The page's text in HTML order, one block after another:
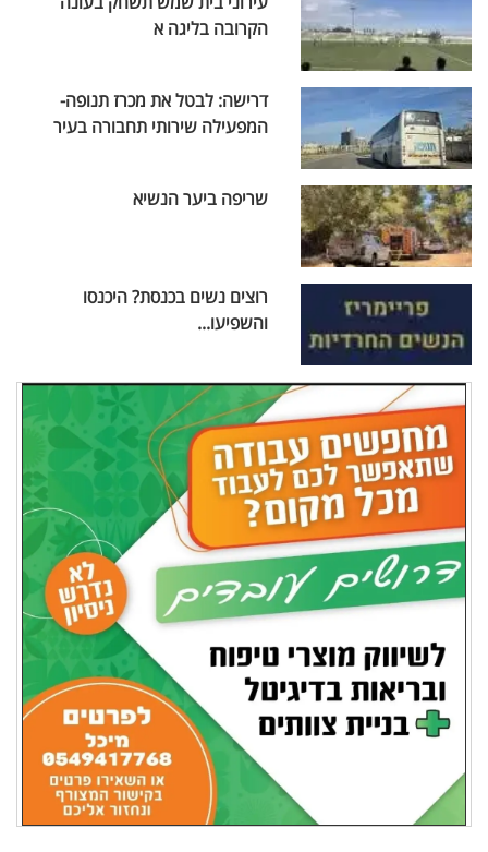
הקרובה בליגה א
דרישה: לבטל את מכרז תנופה-
המפעילה שירותי תחבורה בעיר
שריפה ביער הנשיא
רוצים נשים בכנסת? היכנסו
והשפיעו...